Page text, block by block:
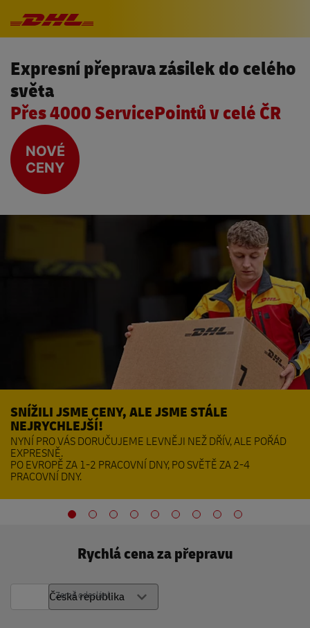
Expresní přeprava zásilek do celého
světa
Přes 4000 ServicePointů v celé ČR
NOVÉ
CENY
JSME CENY, ALE JSME STÁLE
PRO VÁS DORUČUJEME LEVNĚJI NEŽ DŘÍV, ALE POŘÁD
EVROPĚ ZA 1-2 PRACOVNÍ DNY, PO SVĚTĚ ZA 2-4
DNY.
Rychlá cena za přepravu
Země odeslání